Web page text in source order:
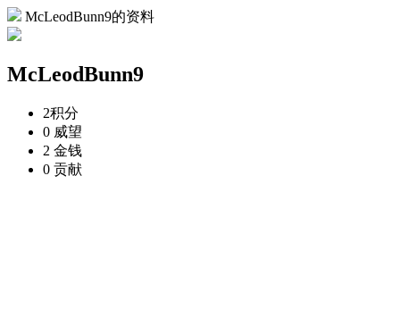
McLeodBunn9的资料
McLeodBunn9
2积分
0 威望
2 金钱
0 贡献